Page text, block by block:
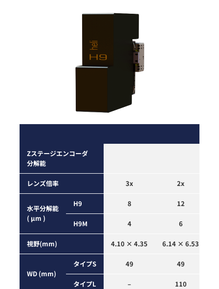
Zステージエンコーダ
分解能
レンズ倍率 3x 2x
水平分解能
( µm )
H9 8 12
H9M 4 6
視野(mm) 4.10 × 4.35 6.14 × 6.53
WD (mm)
タイプS 49 49
タイプL – 110